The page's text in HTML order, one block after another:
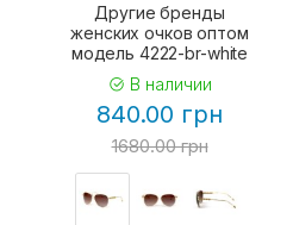
Другие бренды
женских очков оптом
модель 4222-br-white
В наличии
840.00 грн
1680.00 грн